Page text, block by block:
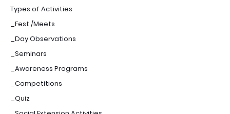
Types of Activities
_Fest /Meets
_Day Observations
_Seminars
_Awareness Programs
_Competitions
_Quiz